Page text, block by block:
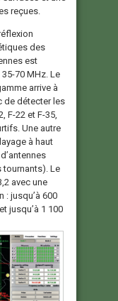
reçues.
des
est
70 MHz. Le
arrive à
de détecter les
F-22 et F-35,
Une autre
à haut
tournants). Le
avec une
: jusqu’à 600
jusqu’à 1 100